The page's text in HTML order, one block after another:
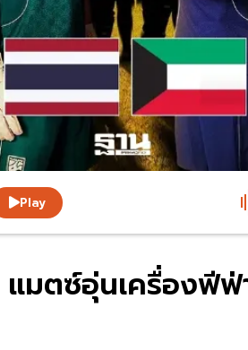
Play
มตซ์อุ่นเครื่องฟีฟ่